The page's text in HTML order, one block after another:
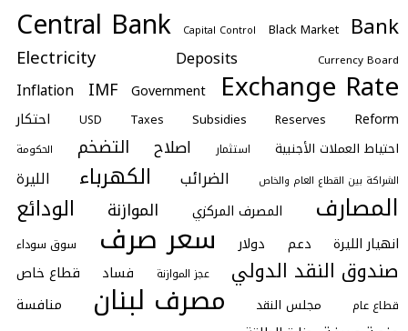
Bank
Black Market
Capital Control
Central Bank
Currency Board
Deposits
Electricity
Exchange Rate
Government
IMF
Inflation
Reform
Reserves
Subsidies
Taxes
USD احتكار
احتياط العملات الأجنبية استثمار اصلاح التضخم
الحكومة
الشراكة بين القطاع العام والخاص
الضرائب الكهرباء الليرة
المصارف المصرف المركزي الموازنة الودائع
انهيار الليرة دعم دولار سعر صرف سوق سوداء
صندوق النقد الدولي عجز الموازنة فساد قطاع خاص
قطاع عام مجلس النقد مصرف لبنان
منافسة